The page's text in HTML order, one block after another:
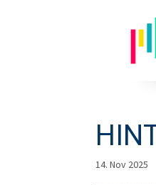
14. Nov 2025